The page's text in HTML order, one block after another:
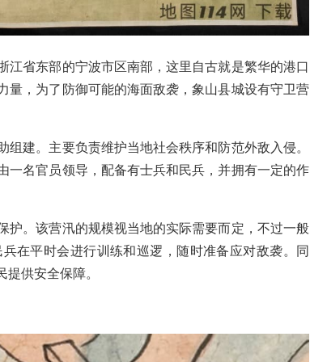
省东部的宁波市区南部，这里自古就是繁华的港口
量，为了防御可能的海面敌袭，象山县城设有守卫营
建。主要负责维护当地社会秩序和防范外敌入侵。
一名官员领导，配备有士兵和民兵，并拥有一定的作
护。该营汛的规模视当地的实际需要而定，不过一般
在平时会进行训练和巡逻，随时准备应对敌袭。同
供安全保障。